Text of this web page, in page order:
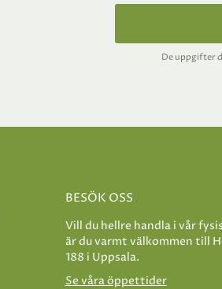
De uppgifter
BESÖK OSS
Vill du hellre handla i vår
är du varmt välkommen till
188 i Uppsala.
Se våra öppettider